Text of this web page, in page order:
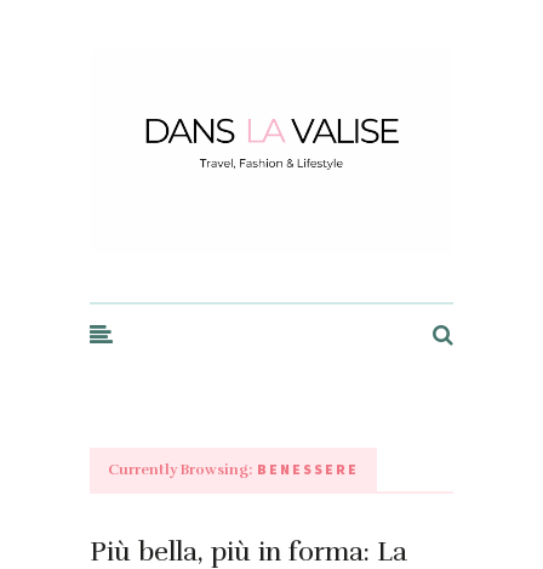
Currently Browsing: BENESSERE
Più bella, più in forma: La